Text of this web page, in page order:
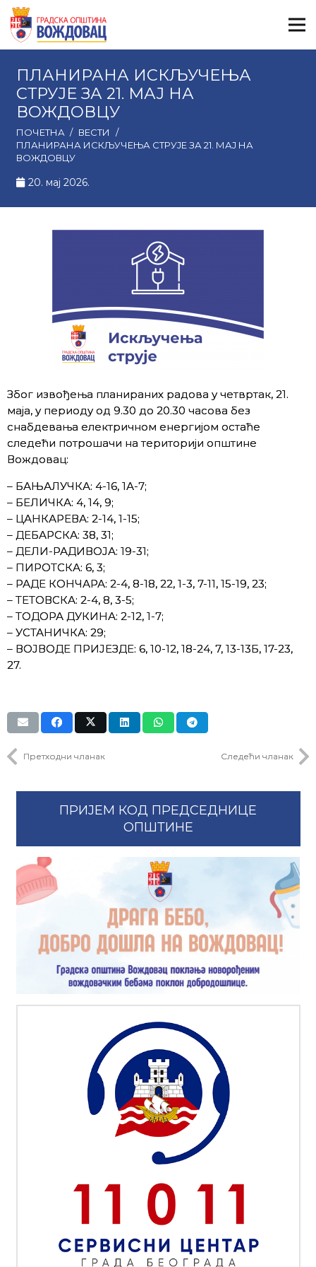
ПЛАНИРАНА ИСКЉУЧЕЊА
СТРУЈЕ ЗА 21. МАЈ НА
ВОЖДОВЦУ
ПОЧЕТНА / ВЕСТИ
/
ПЛАНИРАНА ИСКЉУЧЕЊА СТРУЈЕ ЗА 21. МАЈ НА
ВОЖДОВЦУ
20. мај 2026.
Због извођења планираних радова у четвртак, 21.
маја, у периоду од 9.30 до 20.30 часова без
снабдевања електричном енергијом остаће
следећи потрошачи на територији општине
Вождовац:
– БАЊАЛУЧКА: 4-16, 1А-7;
– БЕЛИЧКА: 4, 14, 9;
– ЦАНКАРЕВА: 2-14, 1-15;
– ДЕБАРСКА: 38, 31;
– ДЕЛИ-РАДИВОЈА: 19-31;
– ПИРОТСКА: 6, 3;
– РАДЕ КОНЧАРА: 2-4, 8-18, 22, 1-3, 7-11, 15-19, 23;
– ТЕТОВСКА: 2-4, 8, 3-5;
– ТОДОРА ДУКИНА: 2-12, 1-7;
– УСТАНИЧКА: 29;
– ВОЈВОДЕ ПРИЈЕЗДЕ: 6, 10-12, 18-24, 7, 13-13Б, 17-23,
27.
Претходни чланак Следећи чланак
ПРИЈЕМ КОД ПРЕДСЕДНИЦЕ
ОПШТИНЕ